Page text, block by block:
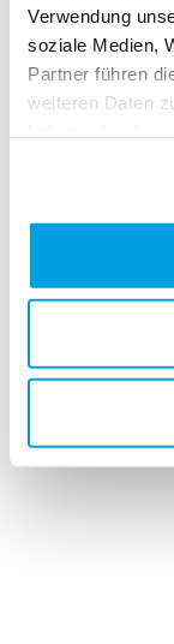
Verwendung
soziale Medien,
Partner führen
weiteren Daten